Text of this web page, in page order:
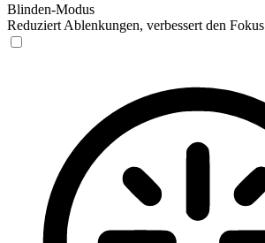
Blinden-Modus
Reduziert Ablenkungen, verbessert den Fokus